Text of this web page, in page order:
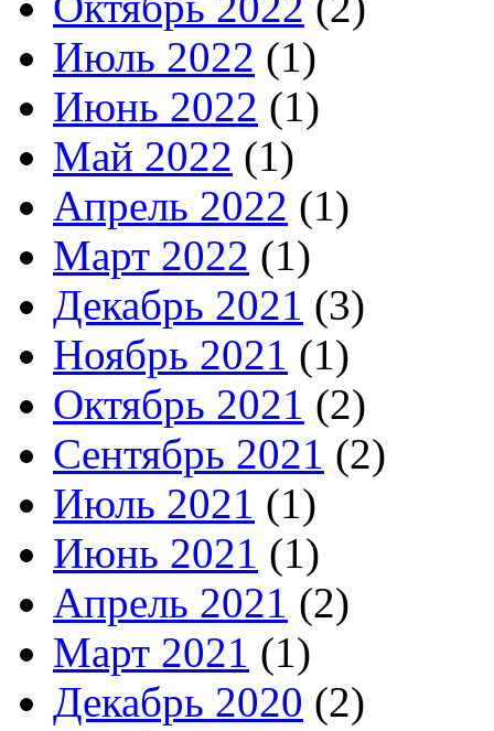
Июль 2022 (1)
Июнь 2022 (1)
Май 2022 (1)
Апрель 2022 (1)
Март 2022 (1)
Декабрь 2021 (3)
Ноябрь 2021 (1)
Октябрь 2021 (2)
Сентябрь 2021 (2)
Июль 2021 (1)
Июнь 2021 (1)
Апрель 2021 (2)
Март 2021 (1)
Декабрь 2020 (2)